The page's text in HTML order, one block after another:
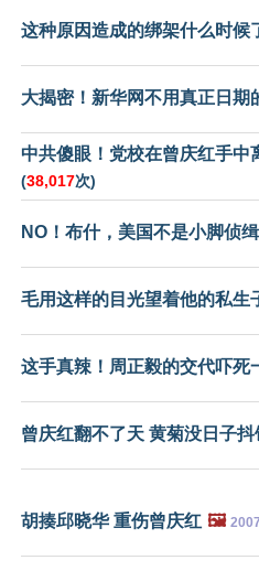
这种原因造成的绑架什么时候
大揭密！新华网不用真正日期
中共傻眼！党校在曾庆红手中
(38,017次)
NO！布什，美国不是小脚侦
毛用这样的目光望着他的私生
这手真辣！周正毅的交代吓死
曾庆红翻不了天 黄菊没日子抖
胡揍邱晓华 重伤曾庆红 🖼️